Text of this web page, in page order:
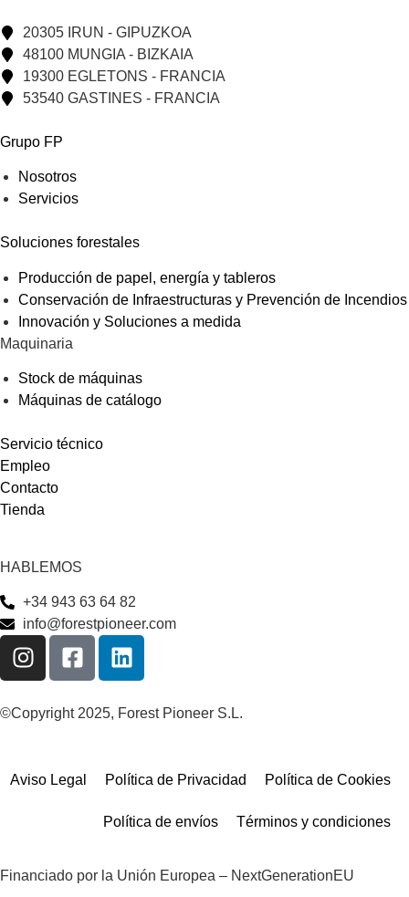
20305 IRUN - GIPUZKOA
48100 MUNGIA - BIZKAIA
19300 EGLETONS - FRANCIA
53540 GASTINES - FRANCIA
Grupo FP
Nosotros
Servicios
Soluciones forestales
Producción de papel, energía y tableros
Conservación de Infraestructuras y Prevención de Incendios
Innovación y Soluciones a medida
Maquinaria
Stock de máquinas
Máquinas de catálogo
Servicio técnico
Empleo
Contacto
Tienda
HABLEMOS
+34 943 63 64 82
info@forestpioneer.com
©Copyright 2025, Forest Pioneer S.L.
Aviso Legal Política de Privacidad Política de Cookies
Política de envíos Términos y condiciones
Financiado por la Unión Europea – NextGenerationEU